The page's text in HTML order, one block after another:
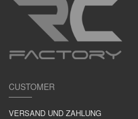
CUSTOMER
VERSAND UND ZAHLUNG